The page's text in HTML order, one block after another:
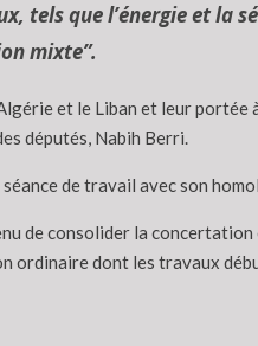
tels que l’énergie et la
mixte”.
et le Liban et leur portée
députés, Nabih Berri.
de travail avec son
de consolider la
ordinaire dont les travaux